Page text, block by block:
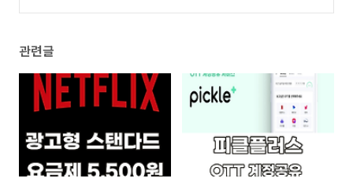
관련글